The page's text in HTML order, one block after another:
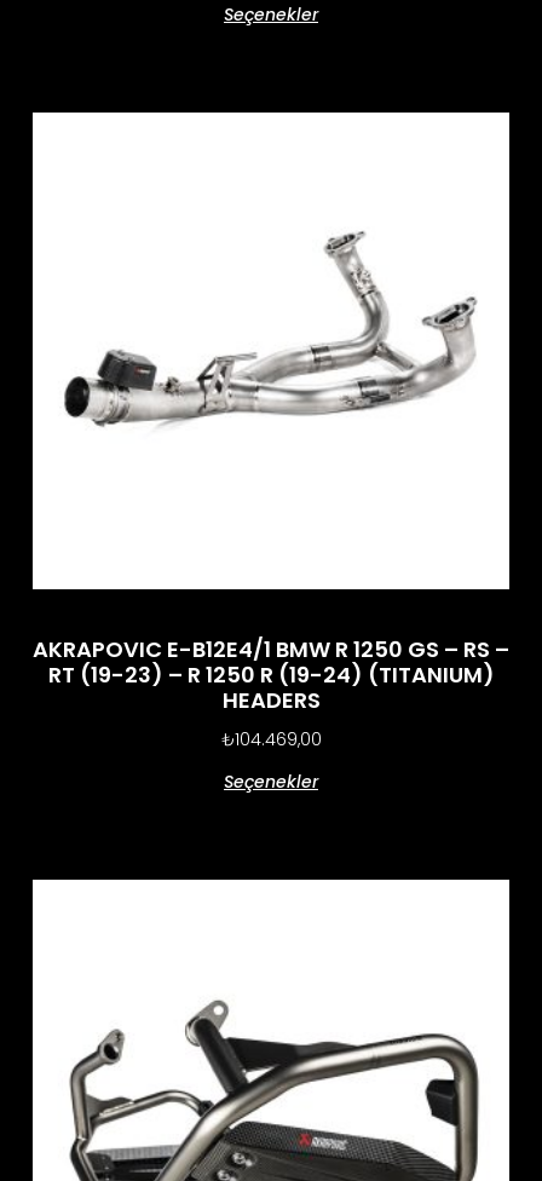
Seçenekler
AKRAPOVIC E-B12E4/1 BMW R 1250 GS – RS –
RT (19-23) – R 1250 R (19-24) (TITANIUM)
HEADERS
₺104.469,00
Seçenekler